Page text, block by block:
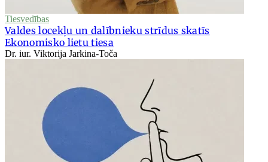
Tiesvedības
Valdes locekļu un dalībnieku strīdus skatīs
Ekonomisko lietu tiesa
Dr. iur. Viktorija Jarkina-Toča